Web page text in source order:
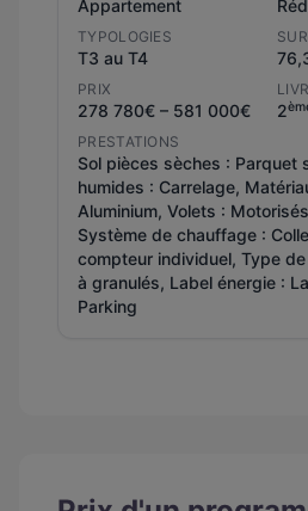
Appartement
TYPOLOGIES
T3 au T4
PRIX
278 780€ – 581 000€ 2
PRESTATIONS
Sol pièces sèches : Parquet
humides : Carrelage,
Aluminium, Volets :
Système de chauffage :
compteur individuel, Type
à granulés, Label énergie :
Parking